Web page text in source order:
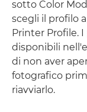
sotto Color
scegli il profilo
Printer Profile.
disponibili
di non aver
fotografico
riavviarlo.